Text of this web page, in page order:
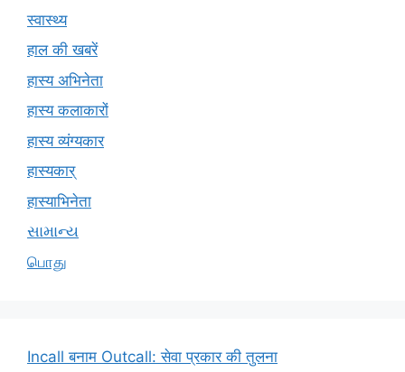
स्वास्थ्य
हाल की खबरें
हास्य अभिनेता
हास्य कलाकारों
हास्य व्यंग्यकार
हास्यकार्
हास्याभिनेता
સામાન્ય
பொது
Incall बनाम Outcall: सेवा प्रकार की तुलना